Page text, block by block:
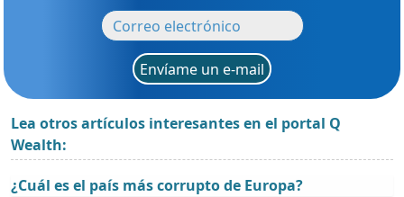
Envíame un e-mail
Lea otros artículos interesantes en el portal Q
Wealth:
¿Cuál es el país más corrupto de Europa?